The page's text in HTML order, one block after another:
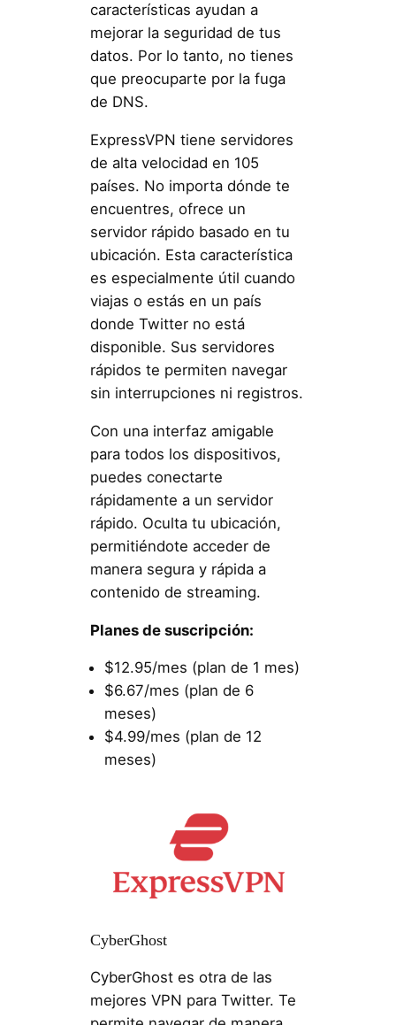
características ayudan a
mejorar la seguridad de tus
datos. Por lo tanto, no tienes
que preocuparte por la fuga
de DNS.
ExpressVPN tiene servidores
de alta velocidad en 105
países. No importa dónde te
encuentres, ofrece un
servidor rápido basado en tu
ubicación. Esta característica
es especialmente útil cuando
viajas o estás en un país
donde Twitter no está
disponible. Sus servidores
rápidos te permiten navegar
sin interrupciones ni registros.
Con una interfaz amigable
para todos los dispositivos,
puedes conectarte
rápidamente a un servidor
rápido. Oculta tu ubicación,
permitiéndote acceder de
manera segura y rápida a
contenido de streaming.
Planes de suscripción:
$12.95/mes (plan de 1 mes)
$6.67/mes (plan de 6
meses)
$4.99/mes (plan de 12
meses)
CyberGhost
CyberGhost es otra de las
mejores VPN para Twitter. Te